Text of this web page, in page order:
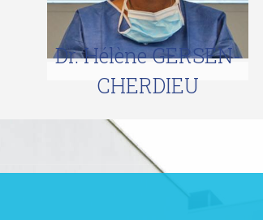
Dr. Hélène GERSEN-
CHERDIEU